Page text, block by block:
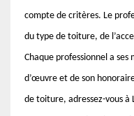
compte de critères. Le
du type de toiture, de
Chaque professionnel a
d’œuvre et de son
de toiture, adressez-vous